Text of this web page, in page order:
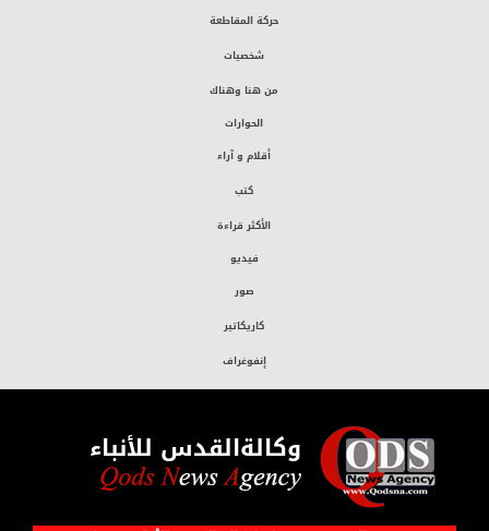
حركة المقاطعة
شخصيات
من هنا وهناك
الحوارات
أقلام و آراء
كتب
الأكثر قراءة
فيديو
صور
كاريكاتير
إنفوغراف
وكالةالقدس للأنباء